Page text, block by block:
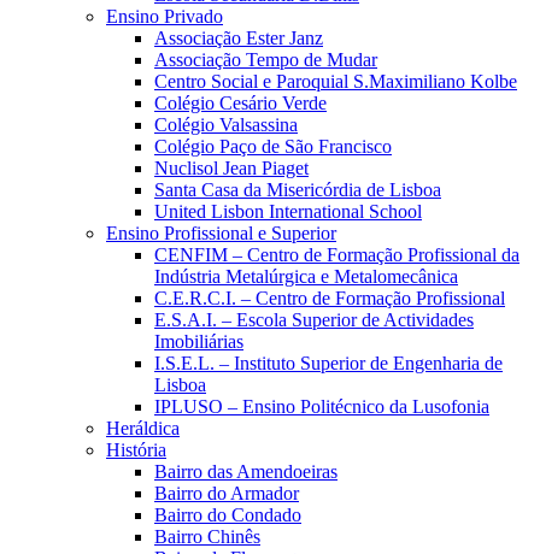
Ensino Privado
Associação Ester Janz
Associação Tempo de Mudar
Centro Social e Paroquial S.Maximiliano Kolbe
Colégio Cesário Verde
Colégio Valsassina
Colégio Paço de São Francisco
Nuclisol Jean Piaget
Santa Casa da Misericórdia de Lisboa
United Lisbon International School
Ensino Profissional e Superior
CENFIM – Centro de Formação Profissional da
Indústria Metalúrgica e Metalomecânica
C.E.R.C.I. – Centro de Formação Profissional
E.S.A.I. – Escola Superior de Actividades
Imobiliárias
I.S.E.L. – Instituto Superior de Engenharia de
Lisboa
IPLUSO – Ensino Politécnico da Lusofonia
Heráldica
História
Bairro das Amendoeiras
Bairro do Armador
Bairro do Condado
Bairro Chinês